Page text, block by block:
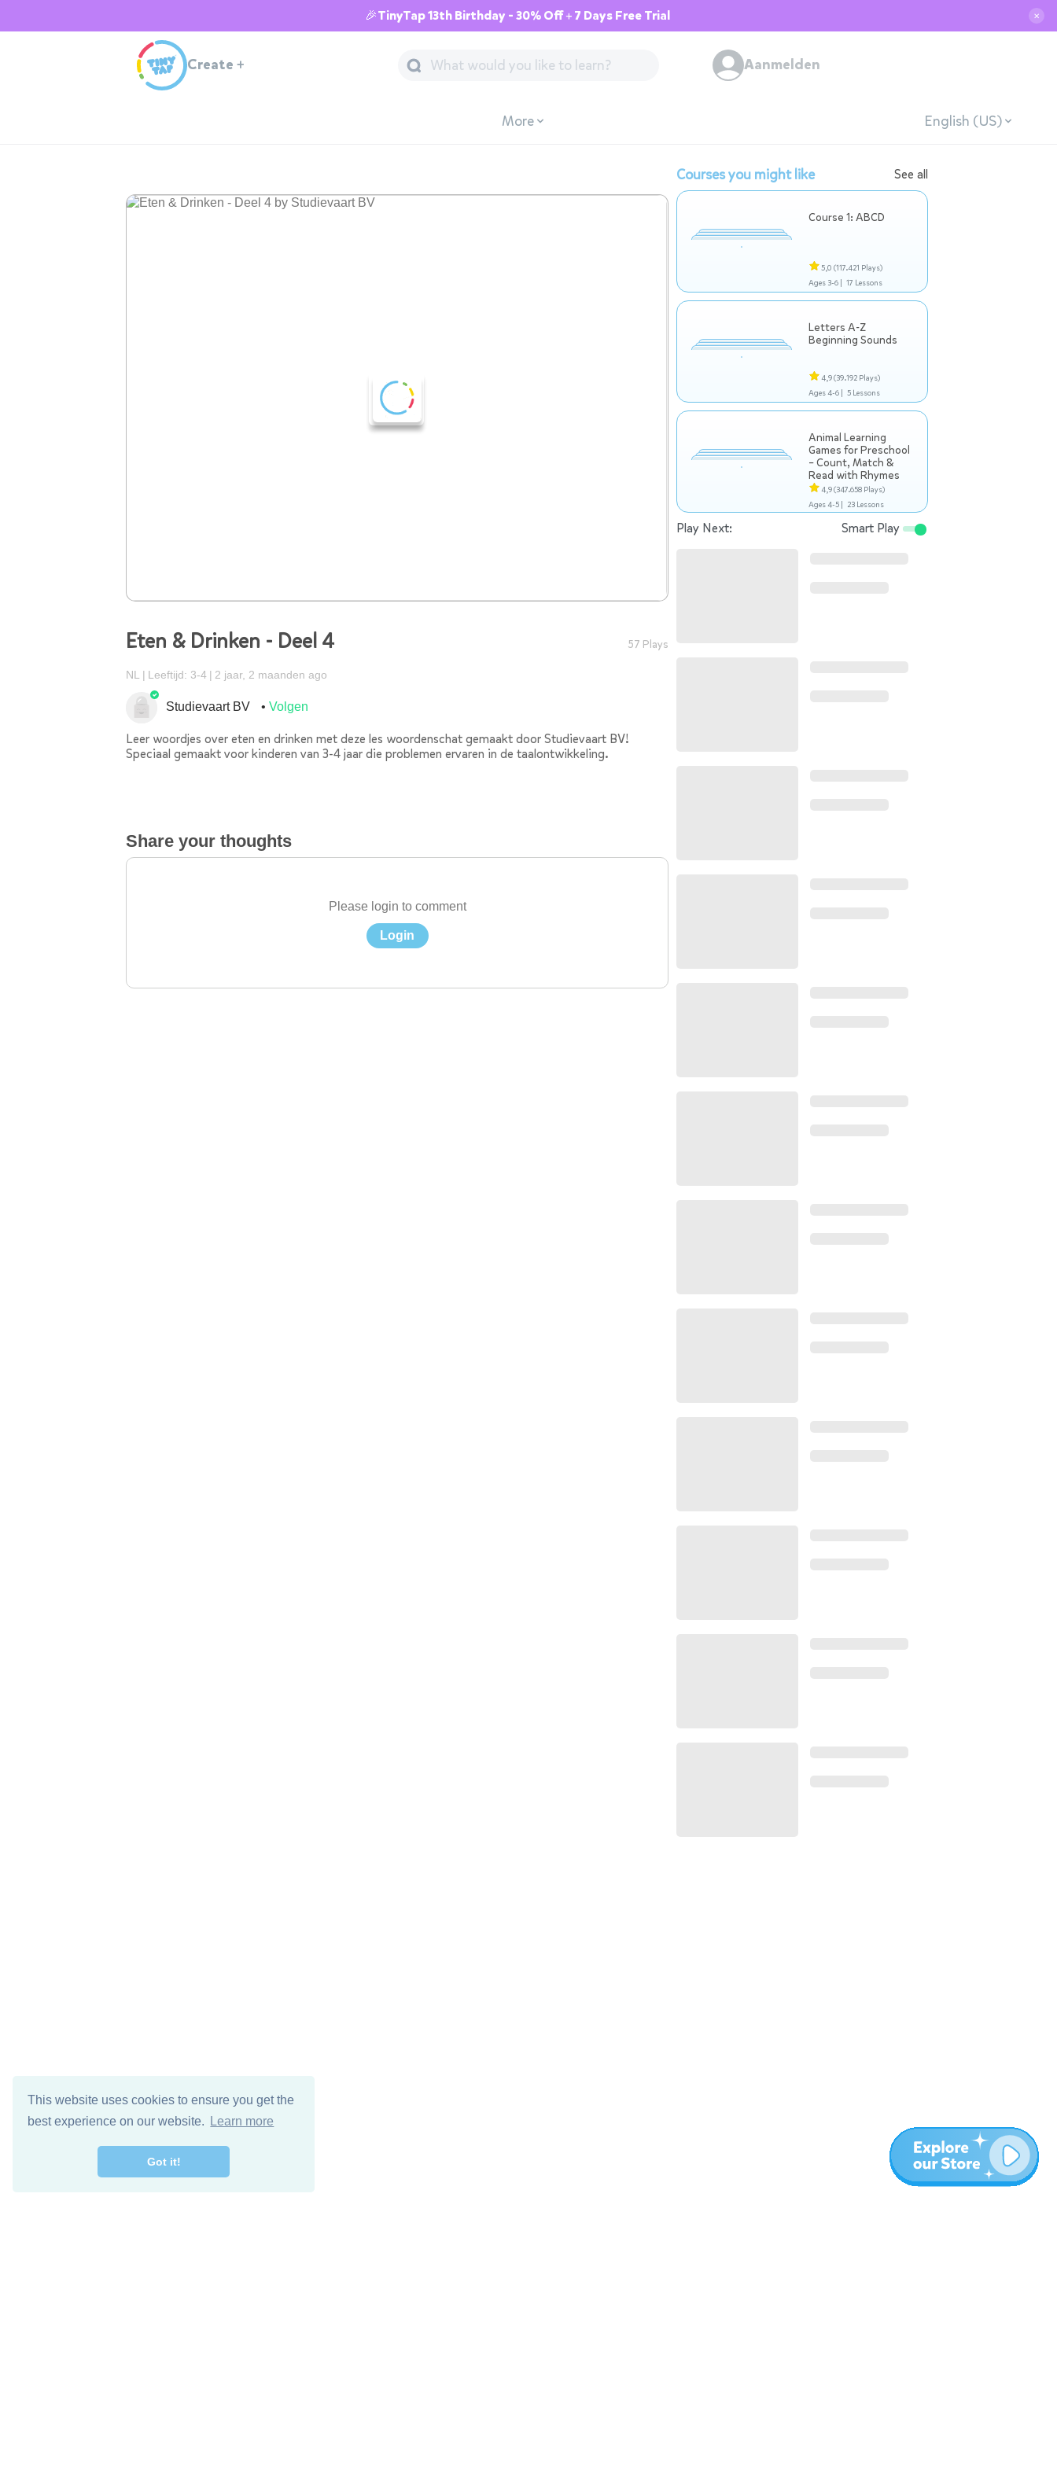
This website uses cookies to ensure you get the
best experience on our website.
Learn more
Got it!
🎉TinyTap 13th Birthday - 30% Off + 7 Days Free Trial ✕
Create + Aanmelden
More English (US)
Eten & Drinken - Deel 4 57 Plays
NL Leeftijd: 3-4 2 jaar, 2 maanden ago
Studievaart BV Volgen
Leer woordjes over eten en drinken met deze les woordenschat gemaakt door Studievaart BV!
Speciaal gemaakt voor kinderen van 3-4 jaar die problemen ervaren in de taalontwikkeling.
Share your thoughts
Please login to comment
Login
Courses you might like See all
Course 1: ABCD
5,0 (117.421 Plays)
Ages 3-6 | 17 Lessons
Letters A-Z
Beginning Sounds
4,9(39.192 Plays)
Ages 4-6 | 5 Lessons
Animal Learning
Games for Preschool
– Count, Match &
Read with Rhymes
4,9(347.658 Plays)
Ages 4-5 | 23 Lessons
Play Next: Smart Play